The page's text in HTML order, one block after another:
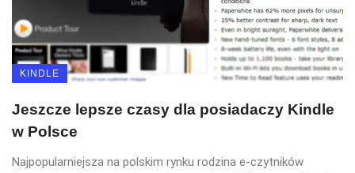
KINDLE
Jeszcze lepsze czasy dla posiadaczy Kindle
w Polsce
Najpopularniejsza na polskim rynku rodzina e-czytników